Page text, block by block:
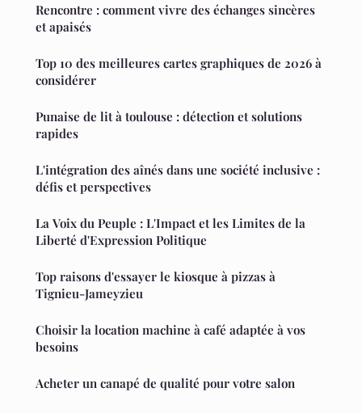
Rencontre : comment vivre des échanges sincères
et apaisés
Top 10 des meilleures cartes graphiques de 2026 à
considérer
Punaise de lit à toulouse : détection et solutions
rapides
L'intégration des aînés dans une société inclusive :
défis et perspectives
La Voix du Peuple : L'Impact et les Limites de la
Liberté d'Expression Politique
Top raisons d'essayer le kiosque à pizzas à
Tignieu-Jameyzieu
Choisir la location machine à café adaptée à vos
besoins
Acheter un canapé de qualité pour votre salon